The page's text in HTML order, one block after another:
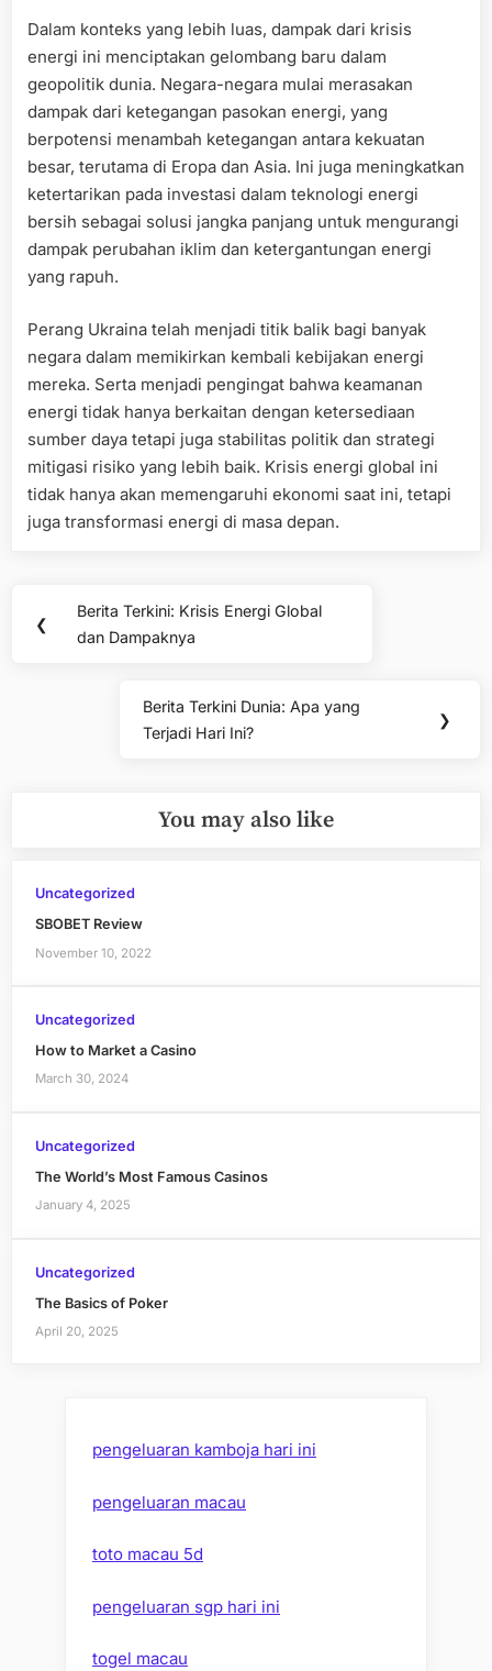
Dalam konteks yang lebih luas, dampak dari krisis
energi ini menciptakan gelombang baru dalam
geopolitik dunia. Negara-negara mulai merasakan
dampak dari ketegangan pasokan energi, yang
berpotensi menambah ketegangan antara kekuatan
besar, terutama di Eropa dan Asia. Ini juga meningkatkan
ketertarikan pada investasi dalam teknologi energi
bersih sebagai solusi jangka panjang untuk mengurangi
dampak perubahan iklim dan ketergantungan energi
yang rapuh.
Perang Ukraina telah menjadi titik balik bagi banyak
negara dalam memikirkan kembali kebijakan energi
mereka. Serta menjadi pengingat bahwa keamanan
energi tidak hanya berkaitan dengan ketersediaan
sumber daya tetapi juga stabilitas politik dan strategi
mitigasi risiko yang lebih baik. Krisis energi global ini
tidak hanya akan memengaruhi ekonomi saat ini, tetapi
juga transformasi energi di masa depan.
navigation
❮
Previous
Post:
Berita Terkini: Krisis Energi Global
dan Dampaknya
Next
Post:
Berita Terkini Dunia: Apa yang
Terjadi Hari Ini?
❯
You may also like
Uncategorized
SBOBET Review
November 10, 2022
Uncategorized
How to Market a Casino
March 30, 2024
Uncategorized
The World’s Most Famous Casinos
January 4, 2025
Uncategorized
The Basics of Poker
April 20, 2025
pengeluaran kamboja hari ini
pengeluaran macau
toto macau 5d
pengeluaran sgp hari ini
togel macau